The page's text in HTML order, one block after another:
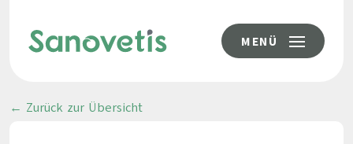
MENÜ
← Zurück zur Übersicht